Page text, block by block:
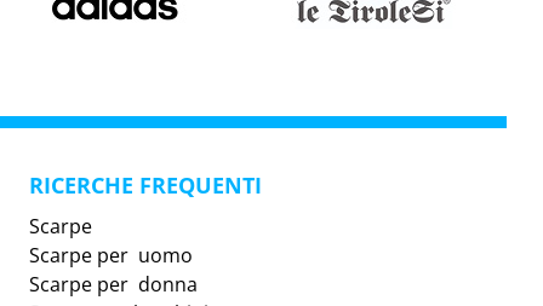
RICERCHE FREQUENTI
Scarpe
Scarpe per uomo
Scarpe per donna